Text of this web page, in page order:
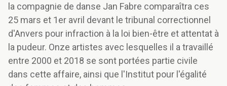
la compagnie de danse Jan Fabre comparaîtra ces
25 mars et 1er avril devant le tribunal correctionnel
d'Anvers pour infraction à la loi bien-être et attentat à
la pudeur. Onze artistes avec lesquelles il a travaillé
entre 2000 et 2018 se sont portées partie civile
dans cette affaire, ainsi que l'Institut pour l'égalité